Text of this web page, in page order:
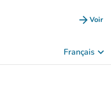
arrow_forward Voir
Français keyboard_arrow_down